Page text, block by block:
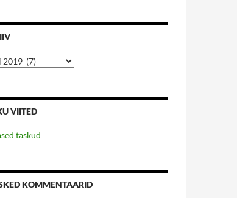
VIITED
taskud
KOMMENTAARID